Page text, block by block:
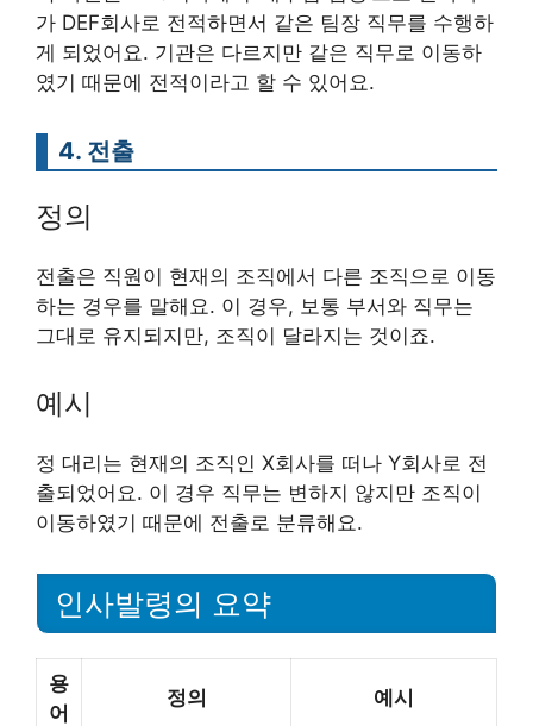
가 DEF회사로 전적하면서 같은 팀장 직무를 수행하
게 되었어요. 기관은 다르지만 같은 직무로 이동하
였기 때문에 전적이라고 할 수 있어요.
4. 전출
정의
전출은 직원이 현재의 조직에서 다른 조직으로 이동
하는 경우를 말해요. 이 경우, 보통 부서와 직무는
그대로 유지되지만, 조직이 달라지는 것이죠.
예시
정 대리는 현재의 조직인 X회사를 떠나 Y회사로 전
출되었어요. 이 경우 직무는 변하지 않지만 조직이
이동하였기 때문에 전출로 분류해요.
인사발령의 요약
용
어
정의 예시